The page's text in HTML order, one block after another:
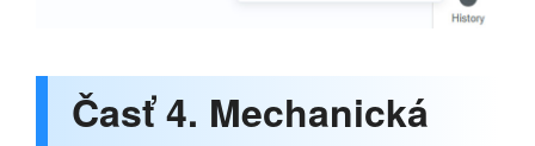
Časť 4. Mechanická